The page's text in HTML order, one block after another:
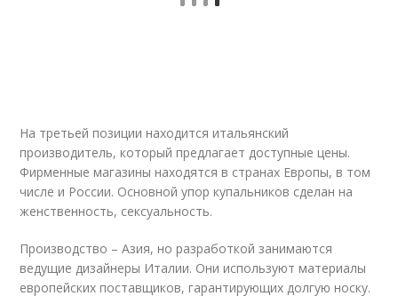
На третьей позиции находится итальянский
производитель, который предлагает доступные цены.
Фирменные магазины находятся в странах Европы, в том
числе и России. Основной упор купальников сделан на
женственность, сексуальность.
Производство – Азия, но разработкой занимаются
ведущие дизайнеры Италии. Они используют материалы
европейских поставщиков, гарантирующих долгую носку.